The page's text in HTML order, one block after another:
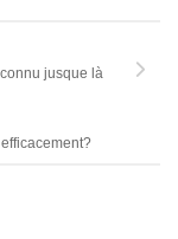
jusque là